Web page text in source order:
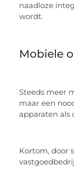
naadloze
wordt.
Mobiele
Steeds meer
maar een
apparaten als
Kortom, door